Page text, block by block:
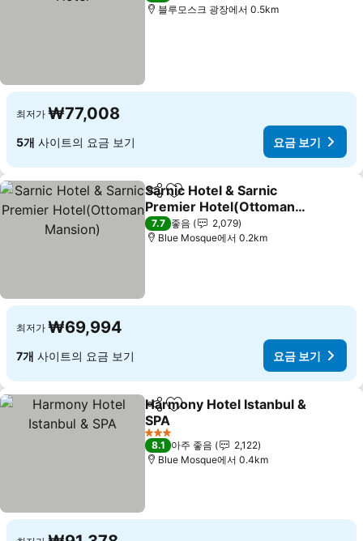
블루모스크 광장에서 0.5km
최저가 ₩77,008
5개 사이트의 요금 보기 요금 보기
공유 즐겨찾기에 추가
Sarnic Hotel & Sarnic
Premier Hotel(Ottoman
Mansion)
7.7 좋음
2,079
Blue Mosque에서 0.2km
최저가 ₩69,994
7개 사이트의 요금 보기 요금 보기
공유 즐겨찾기에 추가
Harmony Hotel Istanbul &
SPA
3 성급
8.1 아주 좋음
2,122
Blue Mosque에서 0.4km